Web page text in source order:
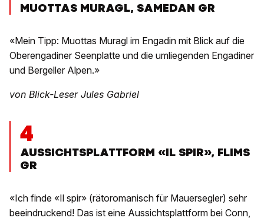
MUOTTAS MURAGL, SAMEDAN GR
«Mein Tipp: Muottas Muragl im Engadin mit Blick auf die
Oberengadiner Seenplatte und die umliegenden Engadiner
und Bergeller Alpen.»
von Blick-Leser Jules Gabriel
4
AUSSICHTSPLATTFORM «IL SPIR», FLIMS
GR
«Ich finde «Il spir» (rätoromanisch für Mauersegler) sehr
beeindruckend! Das ist eine Aussichtsplattform bei Conn,